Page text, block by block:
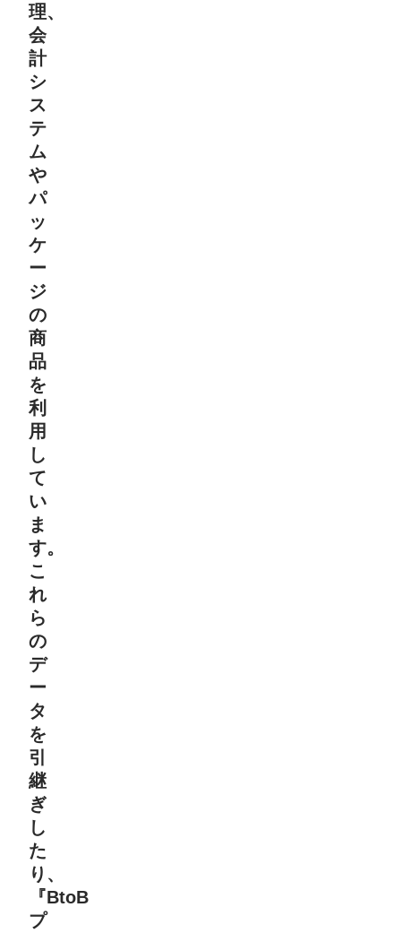
理、
会
計
シ
ス
テ
ム
や
パ
ッ
ケ
ー
ジ
の
商
品
を
利
用
し
て
い
ま
す。
こ
れ
ら
の
デ
ー
タ
を
引
継
ぎ
し
た
り、
『BtoB
プ